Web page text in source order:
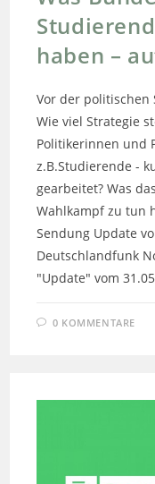
haben –
Vor der politischen
Wie viel Strategie
Politikerinnen und
z.B.Studierende -
gearbeitet? Was
Wahlkampf zu tun
Sendung Update
Deutschlandfunk
"Update" vom
0 KOMMENTARE